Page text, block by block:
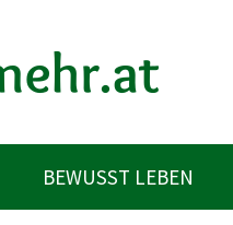
BEWUSST LEBEN